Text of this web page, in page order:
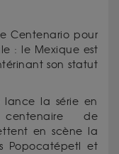
Centenario pour
: le Mexique est
son statut
la série en
de
en scène la
Popocatépetl et